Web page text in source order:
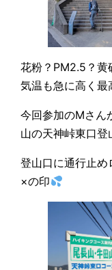
花粉？PM2.5？黄
気温も急に高く
今回参加のMさん
山の天神峠東口登
登山口に通行止
×の印